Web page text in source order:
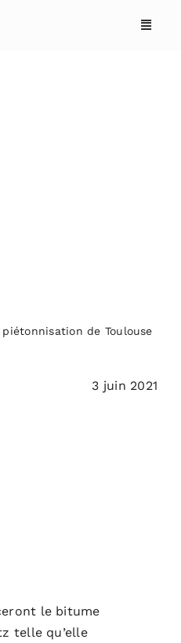
de Toulouse
3 juin 2021
le bitume
telle qu’elle